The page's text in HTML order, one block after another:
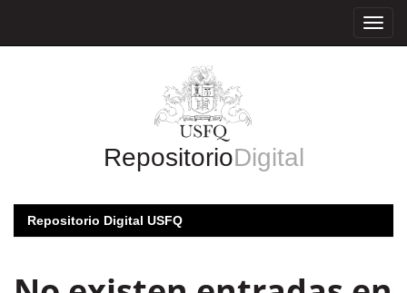
RepositorioDigital
Repositorio Digital USFQ